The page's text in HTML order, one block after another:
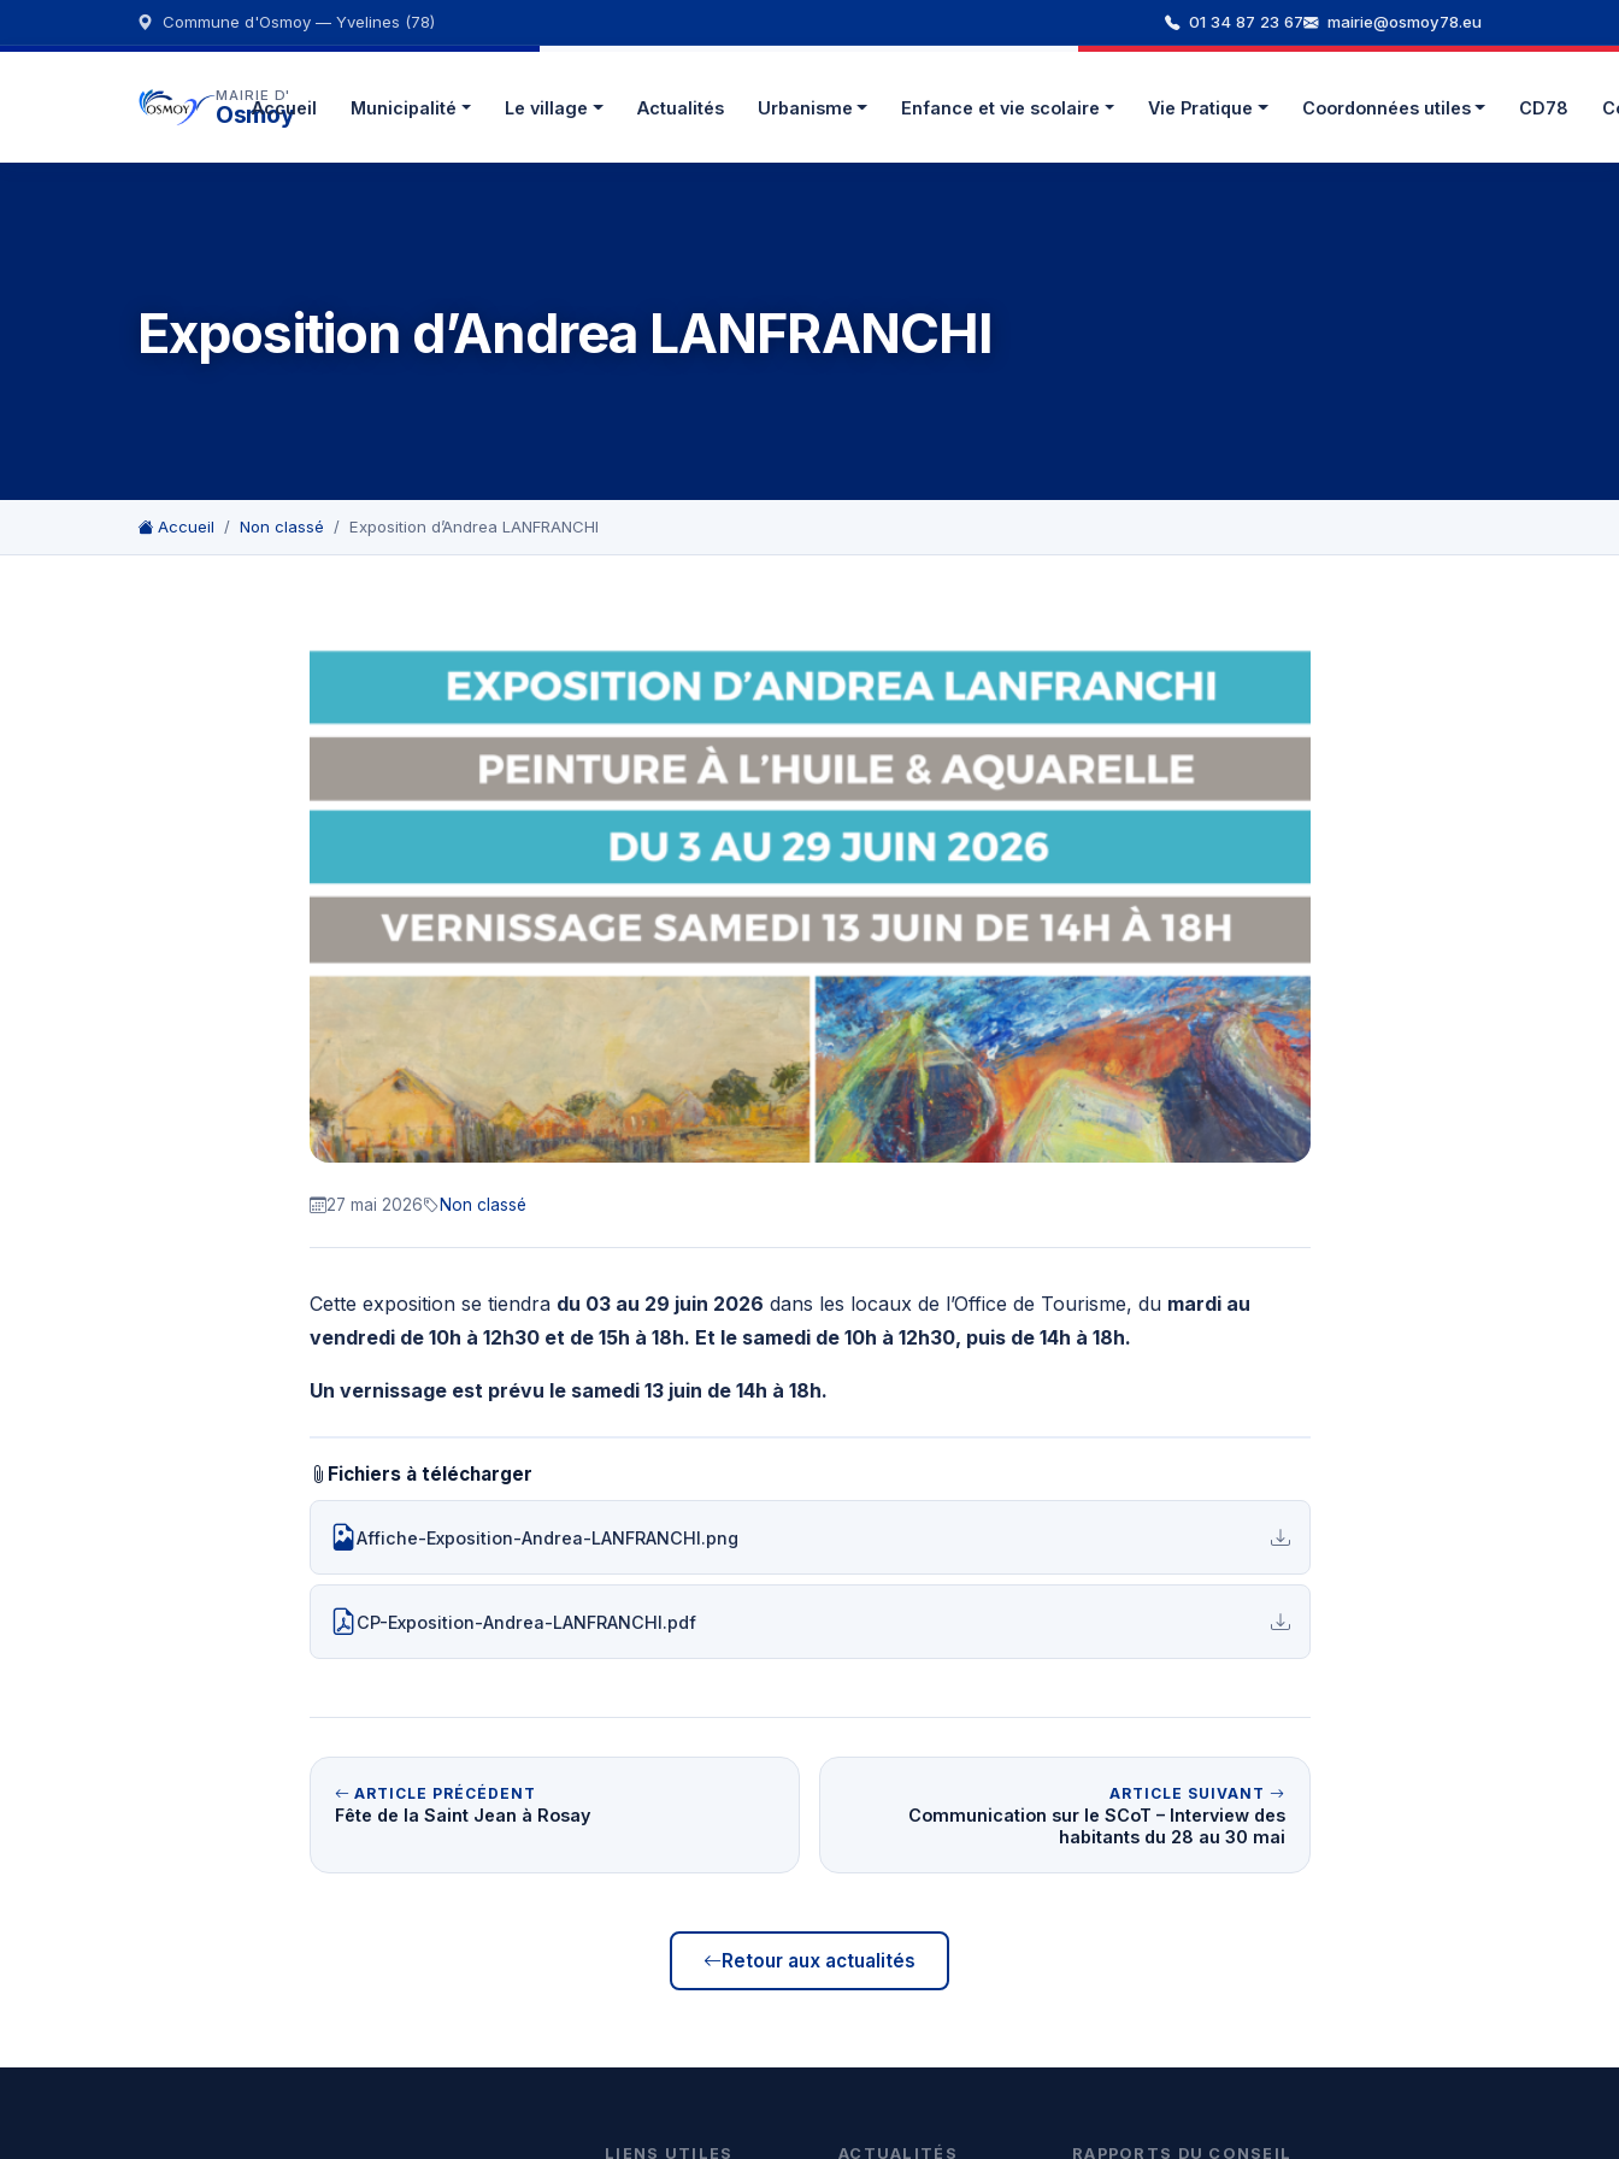
Commune d'Osmoy — Yvelines (78) 01 34 87 23 67 mairie@osmoy78.eu
MAIRIE D'
Osmoy
Accueil Municipalité Le village Actualités Urbanisme Enfance et vie scolaire Vie Pratique Coordonnées utiles CD78
Exposition d’Andrea LANFRANCHI
Accueil Non classé Exposition d’Andrea LANFRANCHI
27 mai 2026 Non classé
Cette exposition se tiendra du 03 au 29 juin 2026 dans les locaux de l’Office de Tourisme, du mardi au
vendredi de 10h à 12h30 et de 15h à 18h. Et le samedi de 10h à 12h30, puis de 14h à 18h.
Un vernissage est prévu le samedi 13 juin de 14h à 18h.
Fichiers à télécharger
Affiche-Exposition-Andrea-LANFRANCHI.png
CP-Exposition-Andrea-LANFRANCHI.pdf
ARTICLE PRÉCÉDENT
Fête de la Saint Jean à Rosay
ARTICLE SUIVANT
Communication sur le SCoT – Interview des
habitants du 28 au 30 mai
Retour aux actualités
LIENS UTILES ACTUALITÉS RAPPORTS DU CONSEIL